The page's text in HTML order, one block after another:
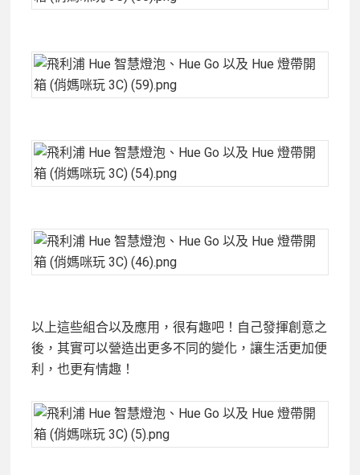
以上這些組合以及應用，很有趣吧！自己發揮創意之
後，其實可以營造出更多不同的變化，讓生活更加便
利，也更有情趣！